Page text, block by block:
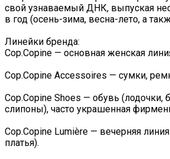
свой узнаваемый ДНК, выпуская
в год (осень-зима, весна-лето, а
Линейки бренда:
Cop.Copine — основная женская
Cop.Copine Accessoires — сумки,
Cop.Copine Shoes — обувь (лодочки,
слипоны), часто украшенная
Cop.Copine Lumière — вечерняя
платья).